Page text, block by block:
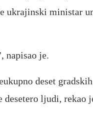
ukrajinski ministar
napisao je.
deset
desetero ljudi, rekao